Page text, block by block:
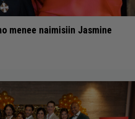
menee naimisiin Jasmine